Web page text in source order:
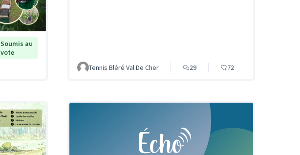
Soumis au
vote
Tennis Bléré Val De Cher 29 72